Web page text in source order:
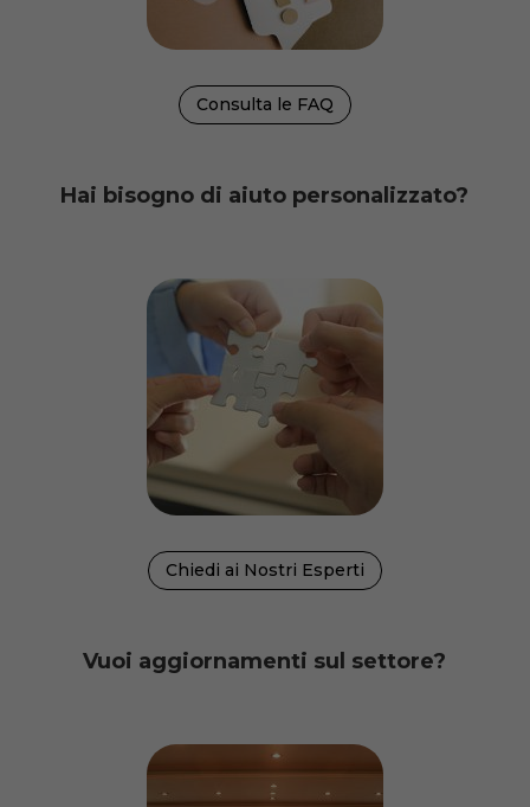
Consulta le FAQ
Hai bisogno di aiuto personalizzato?
Chiedi ai Nostri Esperti
Vuoi aggiornamenti sul settore?